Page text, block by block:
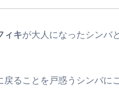
ィキが大人になったシンバ
戻ることを戸惑うシンバに